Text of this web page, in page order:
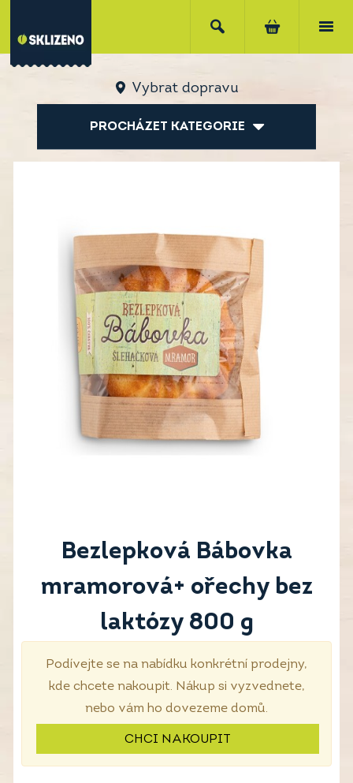
Vybrat dopravu
PROCHÁZET KATEGORIE
Bezlepková Bábovka
mramorová+ ořechy bez
laktózy 800 g
Podívejte se na nabídku konkrétní prodejny,
kde chcete nakoupit. Nákup si vyzvednete,
nebo vám ho dovezeme domů.
CHCI NAKOUPIT